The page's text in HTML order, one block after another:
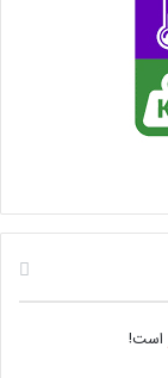
است!